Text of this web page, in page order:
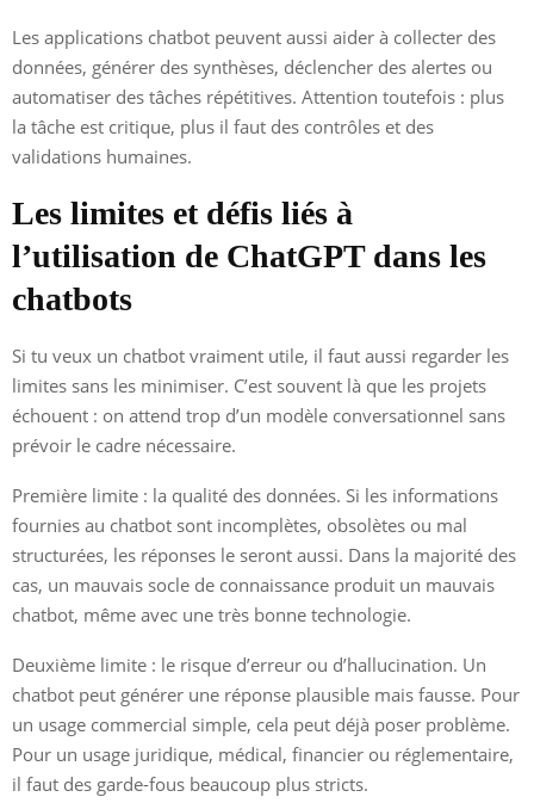
Les applications chatbot peuvent aussi aider à collecter des
données, générer des synthèses, déclencher des alertes ou
automatiser des tâches répétitives. Attention toutefois : plus
la tâche est critique, plus il faut des contrôles et des
validations humaines.
Les limites et défis liés à
l’utilisation de ChatGPT dans les
chatbots
Si tu veux un chatbot vraiment utile, il faut aussi regarder les
limites sans les minimiser. C’est souvent là que les projets
échouent : on attend trop d’un modèle conversationnel sans
prévoir le cadre nécessaire.
Première limite : la qualité des données. Si les informations
fournies au chatbot sont incomplètes, obsolètes ou mal
structurées, les réponses le seront aussi. Dans la majorité des
cas, un mauvais socle de connaissance produit un mauvais
chatbot, même avec une très bonne technologie.
Deuxième limite : le risque d’erreur ou d’hallucination. Un
chatbot peut générer une réponse plausible mais fausse. Pour
un usage commercial simple, cela peut déjà poser problème.
Pour un usage juridique, médical, financier ou réglementaire,
il faut des garde-fous beaucoup plus stricts.